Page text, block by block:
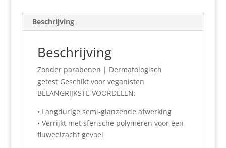
Beschrijving
Beschrijving
Zonder parabenen | Dermatologisch
getest Geschikt voor veganisten
BELANGRIJKSTE VOORDELEN:
• Langdurige semi-glanzende afwerking
• Verrijkt met sferische polymeren voor een
fluweelzacht gevoel